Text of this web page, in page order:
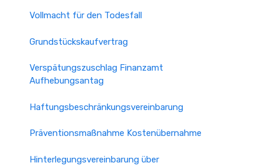
Vollmacht für den Todesfall
Grundstückskaufvertrag
Verspätungszuschlag Finanzamt
Aufhebungsantag
Haftungsbeschränkungsvereinbarung
Präventionsmaßnahme Kostenübernahme
Hinterlegungsvereinbarung über